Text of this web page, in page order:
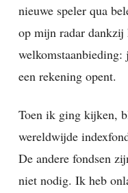
nieuwe speler qua
op mijn radar
een rekening opent.
Toen ik ging kijken,
wereldwijde
De andere fondsen
niet nodig. Ik heb